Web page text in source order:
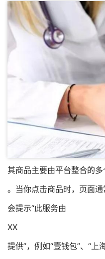
其商品主要由平台整合的
。当你点击商品时，页面通
会提示“此服务由
XX
提供”，例如“壹钱包”、“上